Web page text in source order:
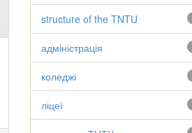
structure of the TNTU
адміністрація
коледжі
ліцеї